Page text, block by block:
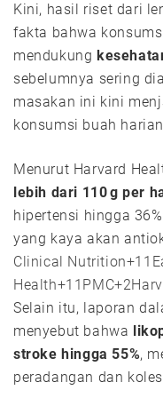
Kini, hasil riset dari
fakta bahwa
mendukung
sebelumnya sering
masakan ini kini
konsumsi buah
Menurut Harvard
lebih dari 110 g per
hipertensi hingga
yang kaya akan
Clinical
Health+11
Selain itu, laporan
menyebut bahwa
stroke hingga 55%,
peradangan dan